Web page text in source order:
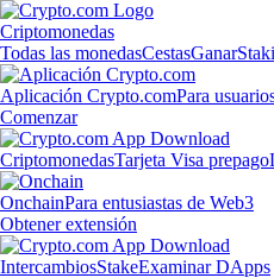
Criptomonedas
Todas las monedasCestasGanar
Aplicación Crypto.comPara
Comenzar
CriptomonedasTarjeta Visa prepago
OnchainPara entusiastas de Web3
Obtener extensión
IntercambiosStakeExaminar DApps